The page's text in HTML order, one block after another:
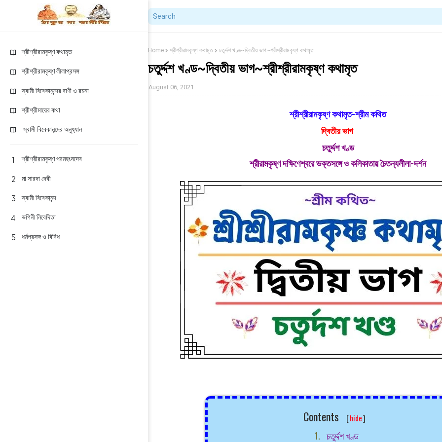
শ্রীশ্রীরামকৃষ্ণ কথামৃত
শ্রীশ্রীরামকৃষ্ণ লীলাপ্রসঙ্গ
স্বামী বিবেকানন্দের বাণী ও রচনা
শ্রীশ্রীমায়ের কথা
স্বামী বিবেকানন্দের অনুধ্যান
শ্রীশ্রীরামকৃষ্ণ পরমহংসদেব
মা সারদা দেবী
স্বামী বিবেকানন্দ
ভগিনী নিবেদিতা
ধর্মপ্রসঙ্গ ও বিবিধ
Home শ্রীশ্রীরামকৃষ্ণ কথামৃত চতুর্দ্দশ খণ্ড~দ্বিতীয় ভাগ~শ্রীশ্রীরামকৃষ্ণ কথামৃত
চতুর্দ্দশ খণ্ড~দ্বিতীয় ভাগ~শ্রীশ্রীরামকৃষ্ণ কথামৃত
August 06, 2021
শ্রীশ্রীরামকৃষ্ণ কথামৃত-শ্রীম কথিত
দ্বিতীয় ভাগ
চতুর্দ্দশ খণ্ড
শ্রীরামকৃষ্ণ দক্ষিণেশ্বরে ভক্তসঙ্গে ও কলিকাতায় চৈতন্যলীলা-দর্শন
Contents [hide]
চতুর্দ্দশ খণ্ড